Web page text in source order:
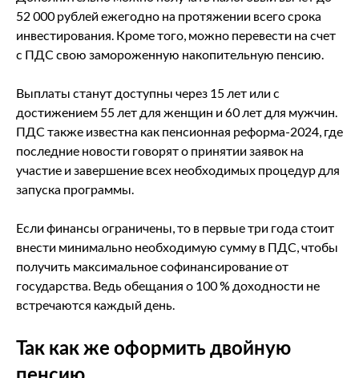
52 000 рублей ежегодно на протяжении всего срока
инвестирования. Кроме того, можно перевести на счет
с ПДС свою замороженную накопительную пенсию.
Выплаты станут доступны через 15 лет или с
достижением 55 лет для женщин и 60 лет для мужчин.
ПДС также известна как пенсионная реформа-2024, где
последние новости говорят о принятии заявок на
участие и завершение всех необходимых процедур для
запуска программы.
Если финансы ограничены, то в первые три года стоит
внести минимально необходимую сумму в ПДС, чтобы
получить максимальное софинансирование от
государства. Ведь обещания о 100 % доходности не
встречаются каждый день.
Так как же оформить двойную